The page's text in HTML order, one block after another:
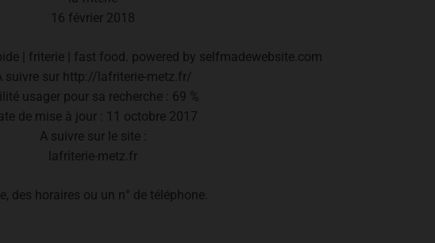
16 février 2018
| friterie | fast food. powered by selfmadewebsite.com
suivre sur http://lafriterie-metz.fr/
usager pour sa recherche : 69 %
de mise à jour : 11 octobre 2017
A suivre sur le site :
lafriterie-metz.fr
des horaires ou un n° de téléphone.